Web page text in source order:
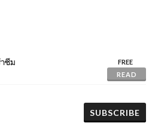
ซึม
FREE
READ
SUBSCRIBE